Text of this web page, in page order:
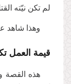
لم تكن نيّته
وهذا شاهد
قيمة العمل
هذه القصة